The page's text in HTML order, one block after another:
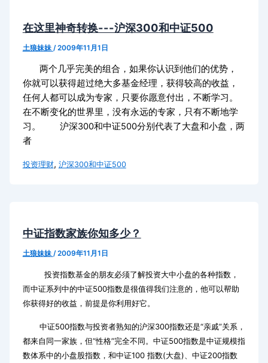
在这里神奇转换---沪深300和中证500
土狼妹妹 /2009年11月1日
两个几乎完美的组合，如果你认识到他们的优势，
你就可以获得超过绝大多基金经理，获得较高的收益，
任何人都可以成为专家，只要你愿意付出，不断学习。
在不断变化的世界里，没有永远的专家，只有不断地学
习。 沪深300和中证500分别代表了大盘和小盘，两
者
投资理财, 沪深300和中证500
中证指数家族你知多少？
土狼妹妹 /2009年11月1日
投资指数基金的朋友必须了解投资大中小盘的各种指数，
而中证系列中的中证500指数是很值得我们注意的，他可以帮助
你获得好的收益，前提是你利用好它。
中证500指数与投资者熟知的沪深300指数还是“亲戚”关系，
都来自同一家族，但“性格”完全不同。中证500指数是中证规模指
数体系中的小盘股指数，和中证100 指数(大盘)、中证200指数